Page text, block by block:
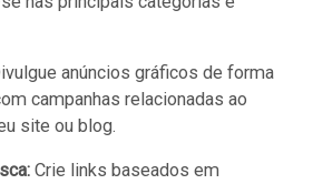
anúncios gráficos de forma
campanhas relacionadas ao
site ou blog.
Crie links baseados em